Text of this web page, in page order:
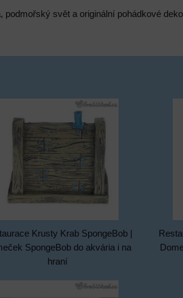
podmořský svět a originální pohádkové
Krusty Krab SpongeBob |
SpongeBob do akvária i na
hraní